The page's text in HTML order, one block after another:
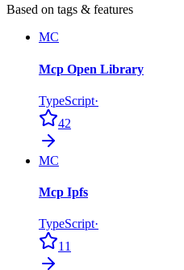
Based on tags & features
MC
Mcp Open Library
TypeScript·
42
MC
Mcp Ipfs
TypeScript·
11